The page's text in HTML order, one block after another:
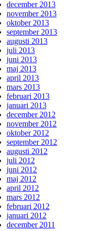
december 2013
november 2013
oktober 2013
september 2013
augusti 2013
juli 2013
juni 2013
maj 2013
april 2013
mars 2013
februari 2013
januari 2013
december 2012
november 2012
oktober 2012
september 2012
augusti 2012
juli 2012
juni 2012
maj 2012
april 2012
mars 2012
februari 2012
januari 2012
december 2011